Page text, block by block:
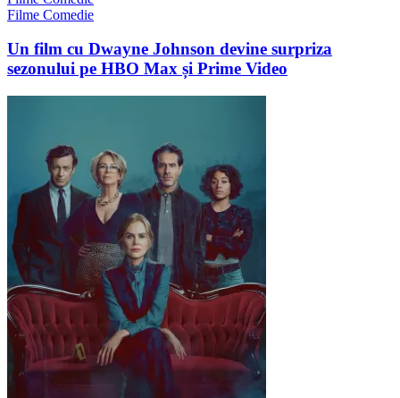
Filme Comedie
Un film cu Dwayne Johnson devine surpriza
sezonului pe HBO Max și Prime Video